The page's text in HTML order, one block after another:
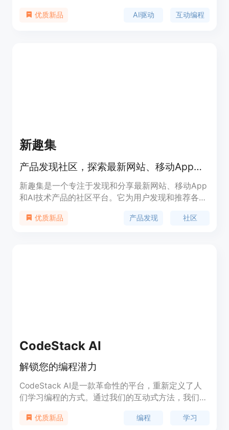
件。Chat2Code还提供了Chat2Math功能，可以将
优质新品 AI驱动 互动编程
新趣集
产品发现社区，探索最新网站、移动App和技术产品
新趣集是一个专注于发现和分享最新网站、移动App
和AI技术产品的社区平台。它为用户发现和推荐各种
和接触市场上的新鲜事物。平台汇集了来自不同领域
优质新品 产品发现 社区
CodeStack AI
解锁您的编程潜力
CodeStack AI是一款革命性的平台，重新定义了人
们学习编程的方式。通过我们的互动式方法，我们将
传统的编程课程不同，我们更注重实践和主动学习。
优质新品 编程 学习